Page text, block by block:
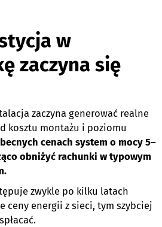
w
zaczyna się
zaczyna generować realne
kosztu montażu i poziomu
cenach system o mocy 5–
obniżyć rachunki w typowym
zwykle po kilku latach
ceny energii z sieci, tym szybciej